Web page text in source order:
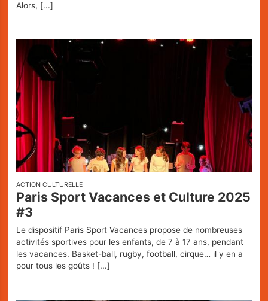
Alors, [...]
ACTION CULTURELLE
Paris Sport Vacances et Culture 2025
#3
Le dispositif Paris Sport Vacances propose de nombreuses
activités sportives pour les enfants, de 7 à 17 ans, pendant
les vacances. Basket-ball, rugby, football, cirque… il y en a
pour tous les goûts ! [...]